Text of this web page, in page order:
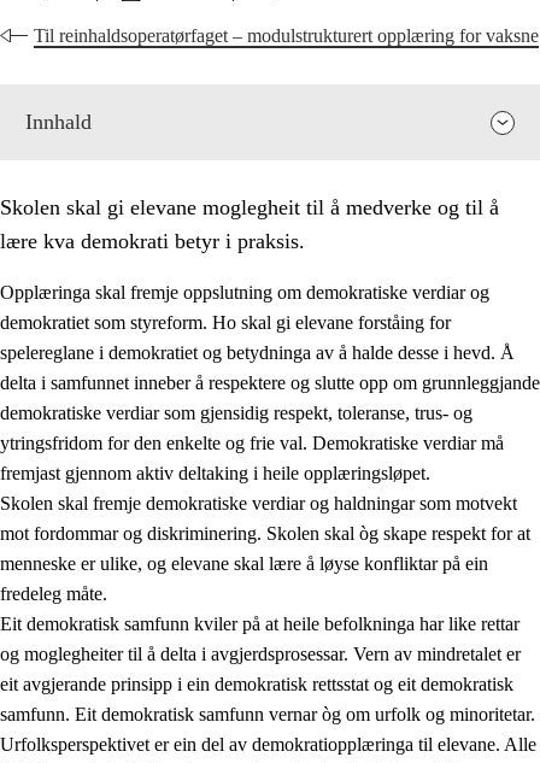
Til reinhaldsoperatørfaget – modulstrukturert opplæring for vaksne
Innhald
1. Verdigrunnlaget i opplæringa
1.1 Menneskeverdet
1.2 Identitet og kulturelt mangfald
1.3 Kritisk tenking og etisk bevisstheit
1.4 Skaparglede, engasjement og utforskartrong
1.5 Respekt for naturen og miljøbevisstheit
Skolen skal gi elevane moglegheit til å medverke og til å
lære kva demokrati betyr i praksis.
Opplæringa skal fremje oppslutning om demokratiske verdiar og
demokratiet som styreform. Ho skal gi elevane forståing for
spelereglane i demokratiet og betydninga av å halde desse i hevd. Å
delta i samfunnet inneber å respektere og slutte opp om grunnleggjande
demokratiske verdiar som gjensidig respekt, toleranse, trus- og
ytringsfridom for den enkelte og frie val. Demokratiske verdiar må
fremjast gjennom aktiv deltaking i heile opplæringsløpet.
Skolen skal fremje demokratiske verdiar og haldningar som motvekt
mot fordommar og diskriminering. Skolen skal òg skape respekt for at
menneske er ulike, og elevane skal lære å løyse konfliktar på ein
fredeleg måte.
Eit demokratisk samfunn kviler på at heile befolkninga har like rettar
og moglegheiter til å delta i avgjerdsprosessar. Vern av mindretalet er
eit avgjerande prinsipp i ein demokratisk rettsstat og eit demokratisk
samfunn. Eit demokratisk samfunn vernar òg om urfolk og minoritetar.
Urfolksperspektivet er ein del av demokratiopplæringa til elevane. Alle